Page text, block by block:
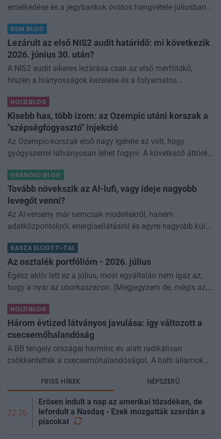
emelkedése és a jegybankok óvatos hangvétele júliusban
miközben a jelentő
RSM BLOG
Lezárult az első NIS2 audit határidő: mi következik
2026. június 30. után?
A NIS2 audit sikeres lezárása csak az első mérföldkő,
hiszen a hiányosságok kezelése és a folyamatos
határidővel lezárult a 2025. január 1
HOLDBLOG
Kisebb has, több izom: az Ozempic utáni korszak a
"szépségfogyasztó" injekció
Az Ozempic-korszak első nagy ígérete az volt, hogy
gyógyszerrel látványosan lehet fogyni. A következő áttörés
Kísérleti géncsendesítő
GRANDIO BLOG
Tovább növekszik az AI-lufi, vagy ideje nagyobb
levegőt venni?
Az AI-verseny már nemcsak modellekről, hanem
adatközpontokról, energiaellátásról és egyre nagyobb külső
igazolhatja a profit a p
KASZA ELLIOTT-TAL
Az osztalék portfólióm - 2026. július
Egész aktív lett ez a július, most egyáltalán nem igaz az,
hogy a nyár az uborkaszezon. (Megjegyzem de, mégis az,
hogy alig gyűzzük enni, ny
HOLDBLOG
Három évtized látványos javulása: így változott a
csecsemőhalandóság
A BB tengely országai harminc év alatt radikálisan
csökkentették a csecsemőhalandóságot. A balti államok
legalacsonyabb és legmagasabb...
FRISS HÍREK NÉPSZERŰ
22:26
Erősen indult a nap az amerikai tőzsdéken, de
lefordult a Nasdaq - Ezek mozgatták szerdán a
piacokat